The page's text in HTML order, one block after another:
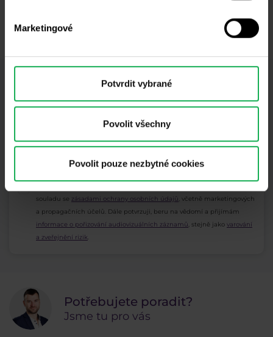
Marketingové
Potvrdit vybrané
Povolit všechny
Povolit pouze nezbytné cookies
Co nového v Purple Trading, Market Shot,
podpultovky, tržní analýzy a články...
souladu se zásadami ochrany osobních údajů , včetně marketingových
a propagačních účelů. Dále potvrzuji, beru na vědomí a přijímám
informace o pořizování audiovizuálních záznamů, stejně jako varování
a zveřejnění rizik.
Potřebujete poradit?
Jsme tu pro vás